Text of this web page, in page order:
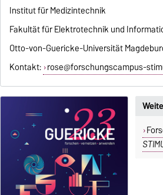
Institut für Medizintechnik
Fakultät für Elektrotechnik und
Otto-von-Guericke-Universität
Kontakt: rose@forschungscampus-